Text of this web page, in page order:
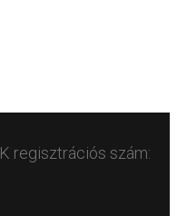
regisztrációs szám: